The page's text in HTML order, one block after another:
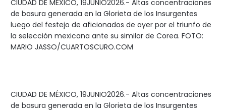
CIUDAD DE MÉXICO, 19JUNIO2026.- Altas concentraciones
de basura generada en la Glorieta de los Insurgentes
luego del festejo de aficionados de ayer por el triunfo de
la selección mexicana ante su similar de Corea. FOTO:
MARIO JASSO/CUARTOSCURO.COM
CIUDAD DE MÉXICO, 19JUNIO2026.- Altas concentraciones
de basura generada en la Glorieta de los Insurgentes